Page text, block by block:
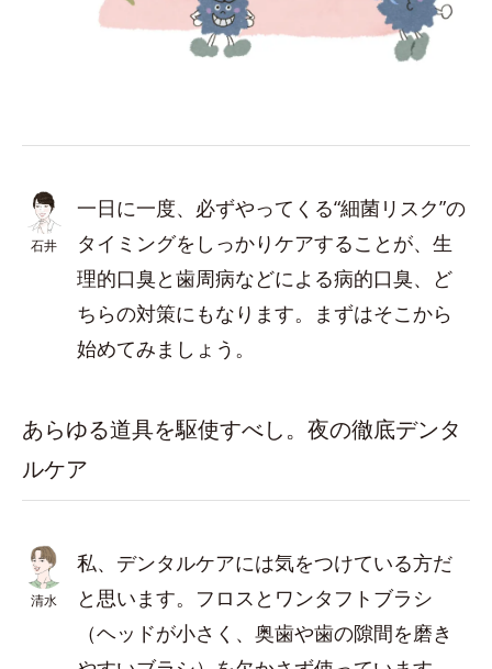
石井
一日に一度、必ずやってくる“細菌リスク”の
タイミングをしっかりケアすることが、生
理的口臭と歯周病などによる病的口臭、ど
ちらの対策にもなります。まずはそこから
始めてみましょう。
あらゆる道具を駆使すべし。夜の徹底デンタ
ルケア
清水
私、デンタルケアには気をつけている方だ
と思います。フロスとワンタフトブラシ
（ヘッドが小さく、奥歯や歯の隙間を磨き